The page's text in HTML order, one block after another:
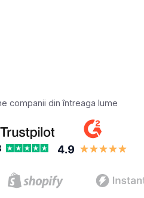
companii din întreaga lume